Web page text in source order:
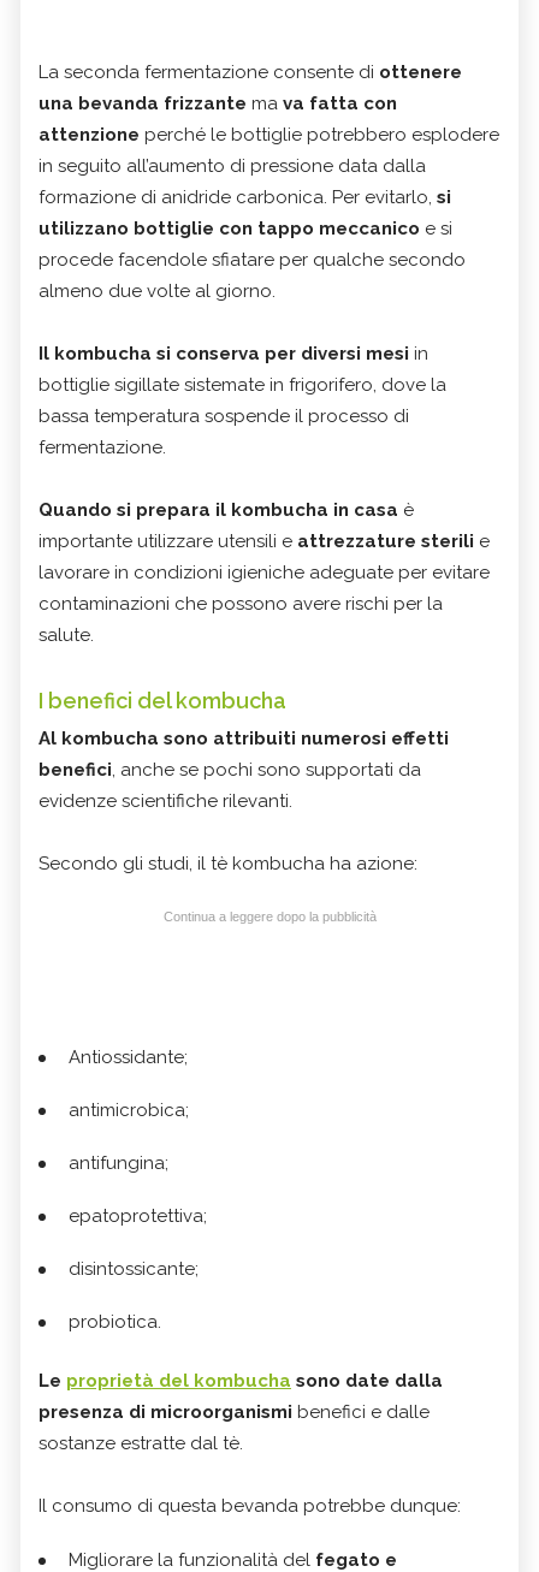
La seconda fermentazione consente di ottenere
una bevanda frizzante ma va fatta con
attenzione perché le bottiglie potrebbero esplodere
in seguito all’aumento di pressione data dalla
formazione di anidride carbonica. Per evitarlo, si
utilizzano bottiglie con tappo meccanico e si
procede facendole sfiatare per qualche secondo
almeno due volte al giorno.
Il kombucha si conserva per diversi mesi in
bottiglie sigillate sistemate in frigorifero, dove la
bassa temperatura sospende il processo di
fermentazione.
Quando si prepara il kombucha in casa è
importante utilizzare utensili e attrezzature sterili e
lavorare in condizioni igieniche adeguate per evitare
contaminazioni che possono avere rischi per la
salute.
I benefici del kombucha
Al kombucha sono attribuiti numerosi effetti
benefici, anche se pochi sono supportati da
evidenze scientifiche rilevanti.
Secondo gli studi, il tè kombucha ha azione:
Continua a leggere dopo la pubblicità
Antiossidante;
antimicrobica;
antifungina;
epatoprotettiva;
disintossicante;
probiotica.
Le proprietà del kombucha sono date dalla
presenza di microorganismi benefici e dalle
sostanze estratte dal tè.
Il consumo di questa bevanda potrebbe dunque:
Migliorare la funzionalità del fegato e